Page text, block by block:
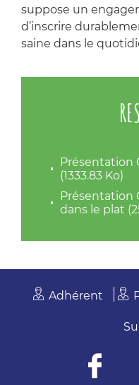
suppose un
d’inscrire
saine dans le
Présentation
(1333.83 Ko)
Présentation
dans le plat
Adhérent